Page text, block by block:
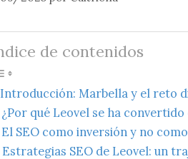
de contenidos
Introducción: Marbella y el reto
¿Por qué Leovel se ha
El SEO como inversión y no
Estrategias SEO de Leovel: un